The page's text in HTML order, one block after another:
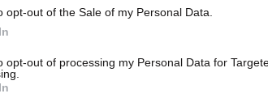
opt-out of the Sale of my Personal Data.
opt-out of processing my Personal Data for